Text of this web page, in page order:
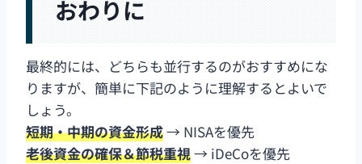
おわりに
最終的には、どちらも並行するのがおすすめにな
りますが、簡単に下記のように理解するとよいで
しょう。
短期・中期の資金形成→ NISAを優先
老後資金の確保＆節税重視→ iDeCoを優先